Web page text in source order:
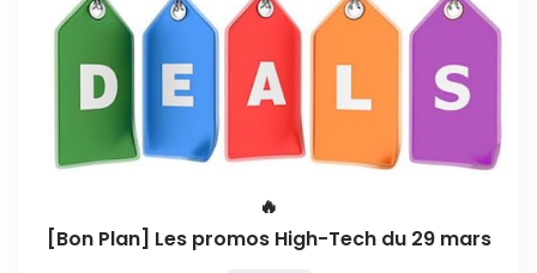
🔥
[Bon Plan] Les promos High-Tech du 29 mars